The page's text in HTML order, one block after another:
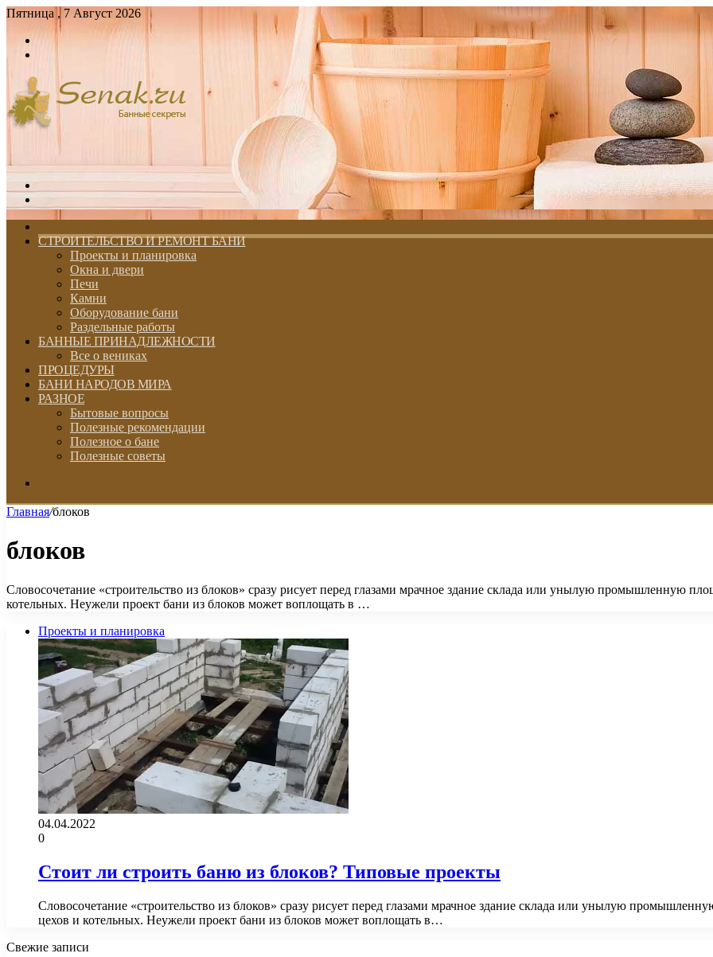
Пятница , 7 Август 2026
Войти
skin
СТРОИТЕЛЬСТВО И РЕМОНТ БАНИ
Проекты и планировка
Окна и двери
Печи
Камни
Оборудование бани
Раздельные работы
БАННЫЕ ПРИНАДЛЕЖНОСТИ
Все о вениках
ПРОЦЕДУРЫ
БАНИ НАРОДОВ МИРА
РАЗНОЕ
Бытовые вопросы
Полезные рекомендации
Полезное о бане
Полезные советы
Главная/блоков
блоков
Словосочетание «строительство из блоков» сразу рисует перед глазами мрачное здание склада или унылую промышленную
котельных. Неужели проект бани из блоков может воплощать в …
Проекты и планировка
04.04.2022
0
Стоит ли строить баню из блоков? Типовые проекты
Словосочетание «строительство из блоков» сразу рисует перед глазами мрачное здание склада или унылую
цехов и котельных. Неужели проект бани из блоков может воплощать в…
Свежие записи